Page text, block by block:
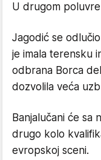
U drugom
Jagodić se
je imala terensku
odbrana Borca
dozvolila veća
Banjalučani će sa
drugo kolo
evropskoj sceni.